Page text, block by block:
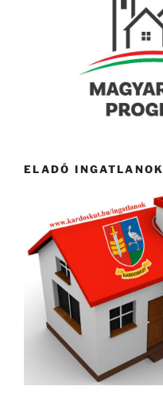
ELADÓ INGATLANOK